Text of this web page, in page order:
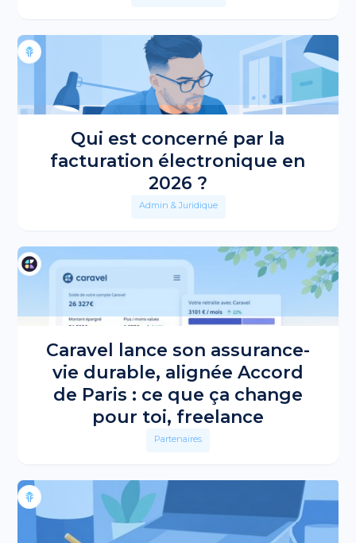
Qui est concerné par la
facturation électronique en
2026 ?
Admin & Juridique
Caravel lance son assurance-
vie durable, alignée Accord
de Paris : ce que ça change
pour toi, freelance
Partenaires